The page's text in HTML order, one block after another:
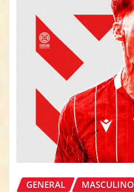
GENERAL MASCULINO